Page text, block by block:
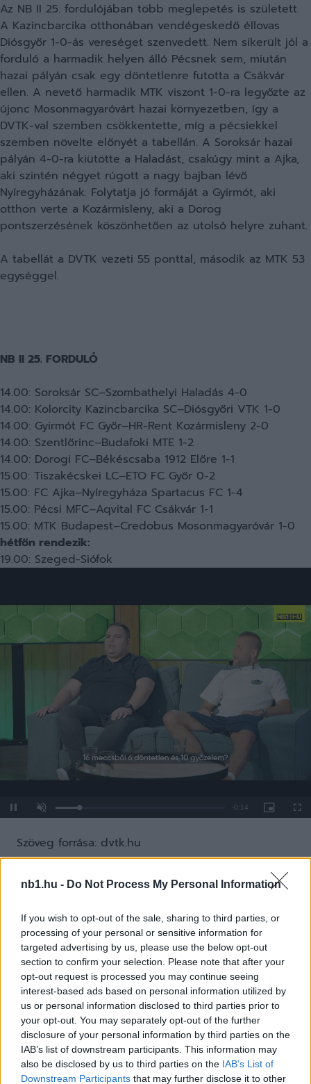
nb1.hu - Do Not Process My Personal Information
If you wish to opt-out of the sale, sharing to third parties, or
processing of your personal or sensitive information for
targeted advertising by us, please use the below opt-out
section to confirm your selection. Please note that after your
opt-out request is processed you may continue seeing
interest-based ads based on personal information utilized by
us or personal information disclosed to third parties prior to
your opt-out. You may separately opt-out of the further
disclosure of your personal information by third parties on the
IAB’s list of downstream participants. This information may
also be disclosed by us to third parties on the IAB’s List of
Downstream Participants that may further disclose it to other
Az NB II 25. fordulójában több meglepetés is született.
A Kazincbarcika otthonában vendégeskedő éllovas
Diósgyőr 1-0-ás vereséget szenvedett. Nem sikerült jól a
forduló a harmadik helyen álló Pécsnek sem, miután
hazai pályán csak egy döntetlenre futotta a Csákvár
ellen. A nevető harmadik MTK viszont 1-0-ra legyőzte az
újonc Mosonmagyaróvárt hazai környezetben, így a
DVTK-val szemben csökkentette, míg a pécsiekkel
szemben növelte előnyét a tabellán. A Soroksár hazai
pályán 4-0-ra kiütötte a Haladást, csakúgy mint a Ajka,
aki szintén négyet rúgott a nagy bajban lévő
Nyíregyházának. Folytatja jó formáját a Gyirmót, aki
otthon verte a Kozármisleny, aki a Dorog
pontszerzésének köszönhetően az utolsó helyre zuhant.
A tabellát a DVTK vezeti 55 ponttal, második az MTK 53
egységgel.
NB II 25. FORDULÓ
14.00: Soroksár SC–Szombathelyi Haladás 4-0
14.00: Kolorcity Kazincbarcika SC–Diósgyőri VTK 1-0
14.00: Gyirmót FC Győr–HR-Rent Kozármisleny 2-0
14.00: Szentlőrinc–Budafoki MTE 1-2
14.00: Dorogi FC–Békéscsaba 1912 Előre 1-1
15.00: Tiszakécskei LC–ETO FC Győr 0-2
15.00: FC Ajka–Nyíregyháza Spartacus FC 1-4
15.00: Pécsi MFC–Aqvital FC Csákvár 1-1
15.00: MTK Budapest–Credobus Mosonmagyaróvár 1-0
hétfőn rendezik:
19.00: Szeged-Siófok
Pause UnmuteLoaded:
0%
Remaining
-0:14
Picture-
in-
Szöveg forrása: dvtk.hu
KAPCSOLÓDÓ HÍREK
Hírek